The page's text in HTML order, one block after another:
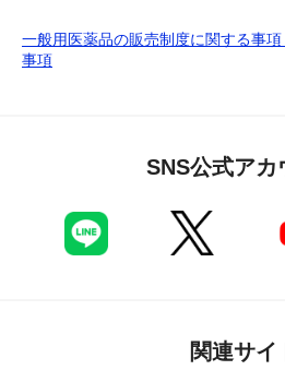
一般用医薬品の販売制度に関する事
事項
SNS公式アカ
関連サイ